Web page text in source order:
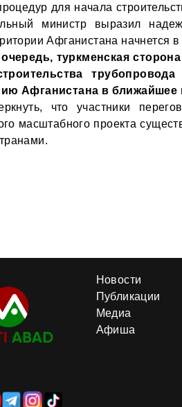
для начала
министр выразил
Афганистана начнется
туркменская
Афганистана в ближайшее
что участники
масштабного проекта
Новости
Публикации
Медиа
Афиша